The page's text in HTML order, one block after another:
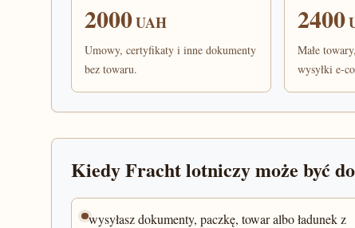
2000UAH
Umowy, certyfikaty i inne dokumenty
bez towaru.
2400
Małe
wysyłki e-
Kiedy Fracht lotniczy może być
wysyłasz dokumenty, paczkę, towar albo ładunek z